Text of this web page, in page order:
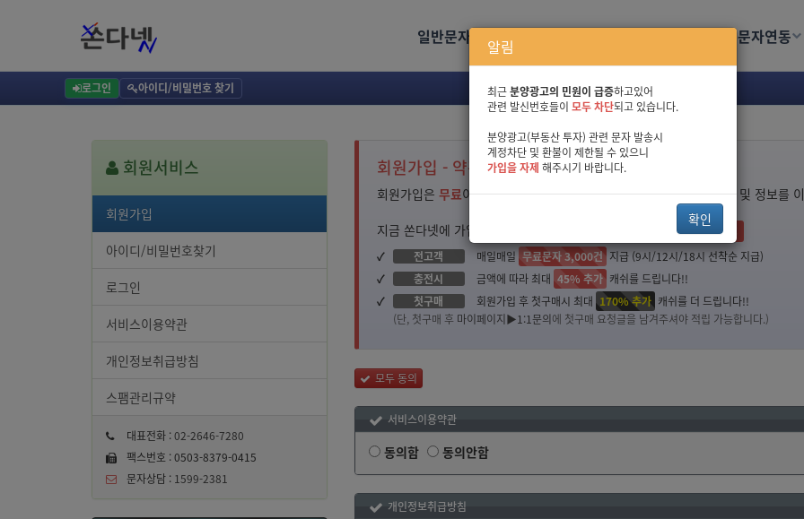
대량문자,단체문자전송,단체문자사이트,문자전송,대량문자보내기,단체문자,단체문자발송,무료문자,문자사이트,문자발송발송사이트,인터넷으로문자보내기,문자보내기,대량문자전
단체문자보내기,단체문자발송,문자사이트,SMS보내기,컴퓨터문자메세지보내기,웹발신문자,LMS문자,KT문자,SKT문자,LGT문자,그림문자,포토문자,WEB발신,SMS서비스,장문문
일반문자 광고문자 문자연동
로그인 아이디/비밀번호 찾기
회원서비스
회원가입
아이디/비밀번호찾기
로그인
서비스이용약관
개인정보취급방침
스팸관리규약
대표전화 :02-2646-7280
팩스번호 : 0503-8379-0415
문자상담 : 1599-2381
회원가입 - 약관동의
회원가입은 무료이며, 다양한 서비스 이용과 이벤트 참여, 부가서비스 및 정보를
지금 쏜다넷에 가입하시는
3가지 특별 이벤트!!!
전고객
매일매일 무료문자 3,000건 지급 (9시/12시/18시 선착순 지급)
충전시
금액에 따라 최대 45% 추가 캐쉬를 드립니다!!
첫구매
회원가입 후 첫구매시 최대 170% 추가 캐쉬를 더 드립니다!!
(단, 첫구매 후 마이페이지▶1:1문의에 첫구매 요청글을 남겨주셔야 적립 가능합니다.)
모두 동의
서비스이용약관
동의함 동의안함
개인정보취급방침
알림
최근분양광고의 민원이 급증하고있어
관련 발신번호들이 모두 차단되고 있습니다.
분양광고(부동산 투자) 관련 문자 발송시
계정차단 및 환불이 제한될 수 있으니
가입을 자제 해주시기 바랍니다.
확인